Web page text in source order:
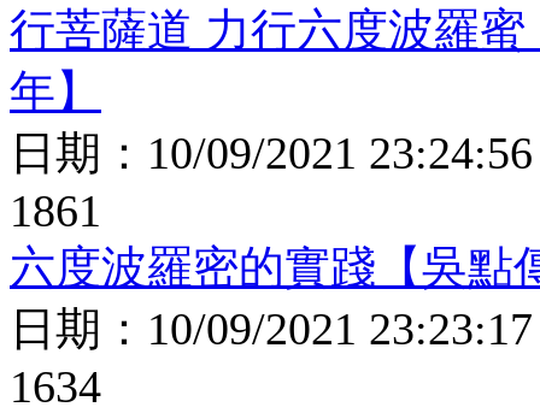
行菩薩道 力行六度波羅蜜
年】
日期： 10/09/2021 23:24:56
1861
六度波羅密的實踐【吳點
日期： 10/09/2021 23:23:17
1634